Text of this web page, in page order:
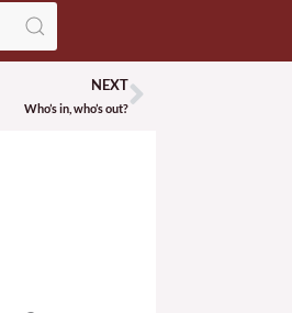
NEXT
Who’s in, who’s out?Next